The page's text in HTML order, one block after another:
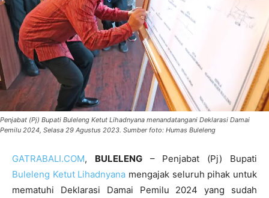
Penjabat (Pj) Bupati Buleleng Ketut Lihadnyana menandatangani Deklarasi Damai
Pemilu 2024, Selasa 29 Agustus 2023. Sumber foto: Humas Buleleng
GATRABALI.COM, BULELENG– Penjabat (Pj) Bupati
Buleleng Ketut Lihadnyana mengajak seluruh pihak untuk
mematuhi Deklarasi Damai Pemilu 2024 yang sudah